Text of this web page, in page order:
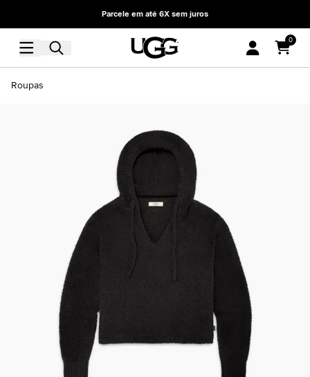
Parcele em até 6X sem juros
0
Roupas